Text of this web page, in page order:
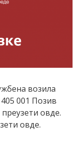
возила
001 Позив
овде.
овде.